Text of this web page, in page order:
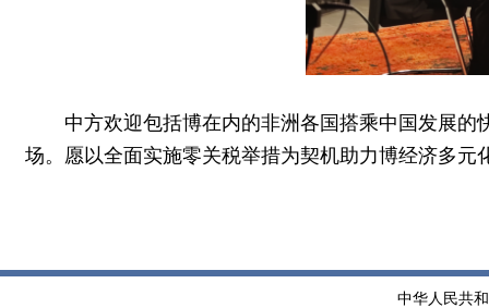
中方欢迎包括博在内的非洲各国搭乘中国发展
场。愿以全面实施零关税举措为契机助力博经济多
中华人民共